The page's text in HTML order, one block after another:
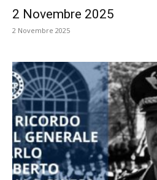
2 Novembre 2025
2 Novembre 2025